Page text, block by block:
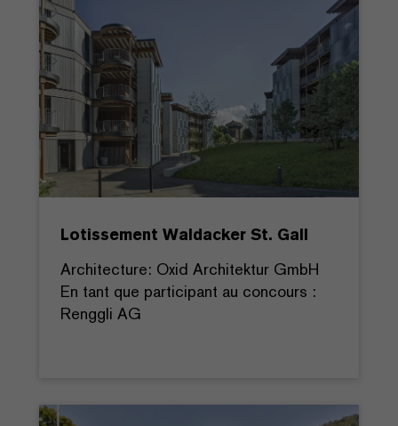
Lotissement Waldacker St. Gall
Architecture: Oxid Architektur GmbH
En tant que participant au concours :
Renggli AG